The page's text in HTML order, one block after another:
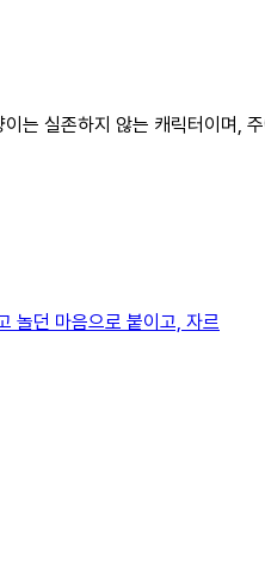
는 실존하지 않는 캐릭터이며,
놀던 마음으로 붙이고, 자르